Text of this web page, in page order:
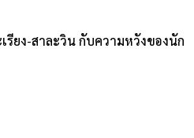
รียง-สาละวิน กับความหวังของนัก